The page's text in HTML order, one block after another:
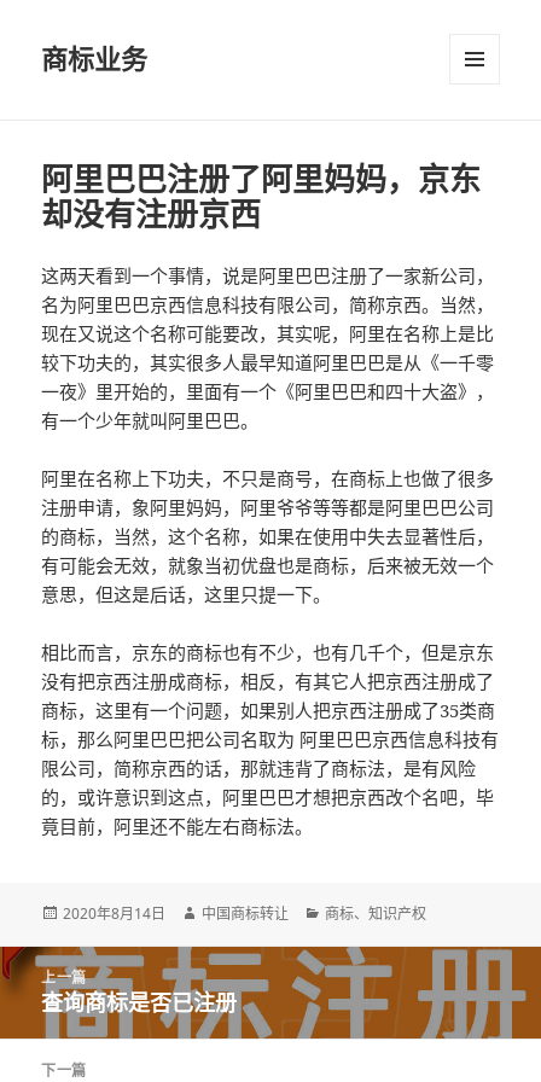
商标业务
阿里巴巴注册了阿里妈妈，京东
却没有注册京西
这两天看到一个事情，说是阿里巴巴注册了一家新公司，
名为阿里巴巴京西信息科技有限公司，简称京西。当然，
现在又说这个名称可能要改，其实呢，阿里在名称上是比
较下功夫的，其实很多人最早知道阿里巴巴是从《一千零
一夜》里开始的，里面有一个《阿里巴巴和四十大盗》，
有一个少年就叫阿里巴巴。
阿里在名称上下功夫，不只是商号，在商标上也做了很多
注册申请，象阿里妈妈，阿里爷爷等等都是阿里巴巴公司
的商标，当然，这个名称，如果在使用中失去显著性后，
有可能会无效，就象当初优盘也是商标，后来被无效一个
意思，但这是后话，这里只提一下。
相比而言，京东的商标也有不少，也有几千个，但是京东
没有把京西注册成商标，相反，有其它人把京西注册成了
商标，这里有一个问题，如果别人把京西注册成了35类商
标，那么阿里巴巴把公司名取为 阿里巴巴京西信息科技有
限公司，简称京西的话，那就违背了商标法，是有风险
的，或许意识到这点，阿里巴巴才想把京西改个名吧，毕
竟目前，阿里还不能左右商标法。
发
于
2020年8月14日
作
中国商标转让
分
商标、知识产权
文
章
上一篇
上
文
查询商标是否已注册
下一篇